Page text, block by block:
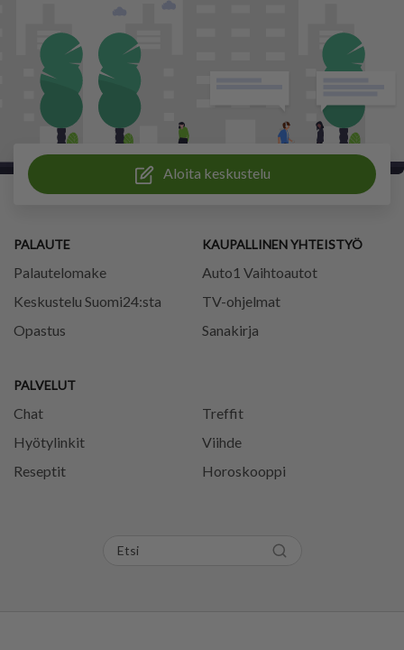
Aloita keskustelu
PALAUTE
Palautelomake
Keskustelu Suomi24:sta
Opastus
PALVELUT
Chat
Treffit
Hyötylinkit
Viihde
Reseptit
Horoskooppi
KAUPALLINEN YHTEISTYÖ
Auto1 Vaihtoautot
TV-ohjelmat
Sanakirja